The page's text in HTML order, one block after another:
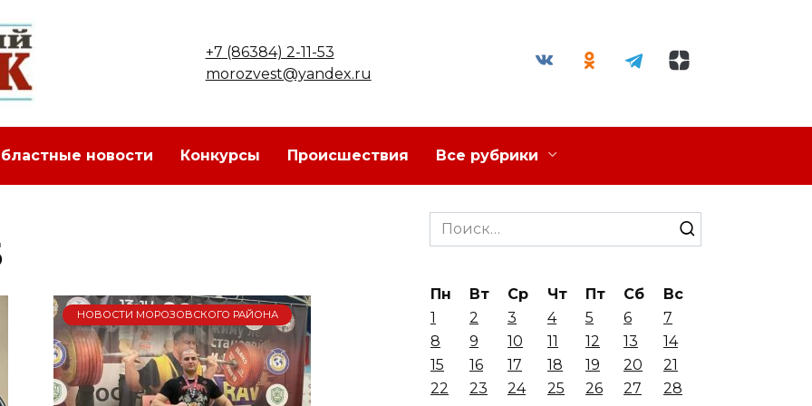
+7 (86384) 2-11-53
morozvest@yandex.ru
новости Конкурсы Происшествия Все рубрики
НОВОСТИ МОРОЗОВСКОГО РАЙОНА
Search
for:
Пн Вт Ср Чт Пт Сб
Вс
1
2 3 4 5 6
7
8
9 10 11 12 13
14
15
16 17 18 19 20
21
22
23 24 25 26 27
28